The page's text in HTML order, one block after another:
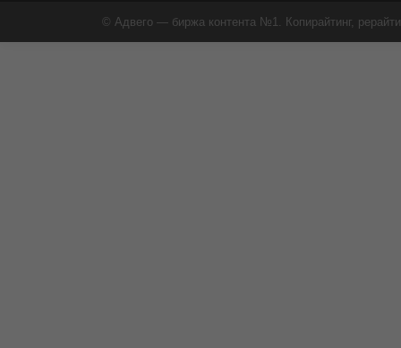
© Адвего — биржа контента №1. Копирайтинг,